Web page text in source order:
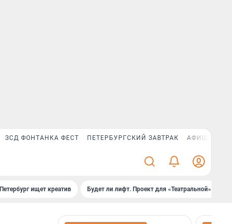
ЗСД ФОНТАНКА ФЕСТ ПЕТЕРБУРГСКИЙ ЗАВТРАК АФИША PLUS
Петербург ищет креатив Будет ли лифт. Проект для «Театральной»